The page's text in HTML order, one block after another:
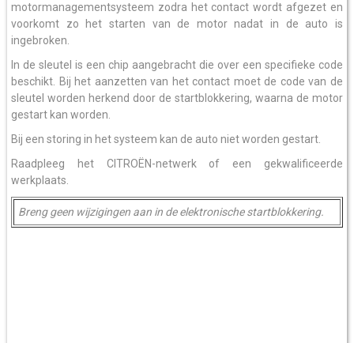
motormanagementsysteem zodra het contact wordt afgezet en
voorkomt zo het starten van de motor nadat in de auto is
ingebroken.
In de sleutel is een chip aangebracht die over een specifieke code
beschikt. Bij het aanzetten van het contact moet de code van de
sleutel worden herkend door de startblokkering, waarna de motor
gestart kan worden.
Bij een storing in het systeem kan de auto niet worden gestart.
Raadpleeg het CITROËN-netwerk of een gekwalificeerde
werkplaats.
Breng geen wijzigingen aan in de elektronische startblokkering.